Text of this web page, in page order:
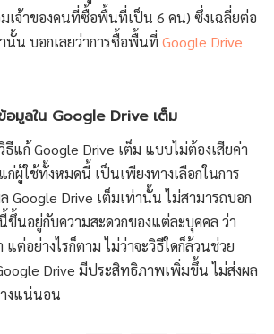
มเจ้าของคนที่ซื้อพื้นที่เป็น 6 คน) ซึ่งเฉลี่ยต่อ
นั้น บอกเลยว่าการซื้อพื้นที่ Google Drive
อมูลใน Google Drive เต็ม
แก้ Google Drive เต็ม แบบไม่ต้องเสียค่า
ผู้ใช้ทั้งหมดนี้ เป็นเพียงทางเลือกในการ
Google Drive เต็มเท่านั้น ไม่สามารถบอก
ขึ้นอยู่กับความสะดวกของแต่ละบุคคล ว่า
แต่อย่างไรก็ตาม ไม่ว่าจะวิธีใดก็ล้วนช่วย
Drive มีประสิทธิภาพเพิ่มขึ้น ไม่ส่งผล
งแน่นอน